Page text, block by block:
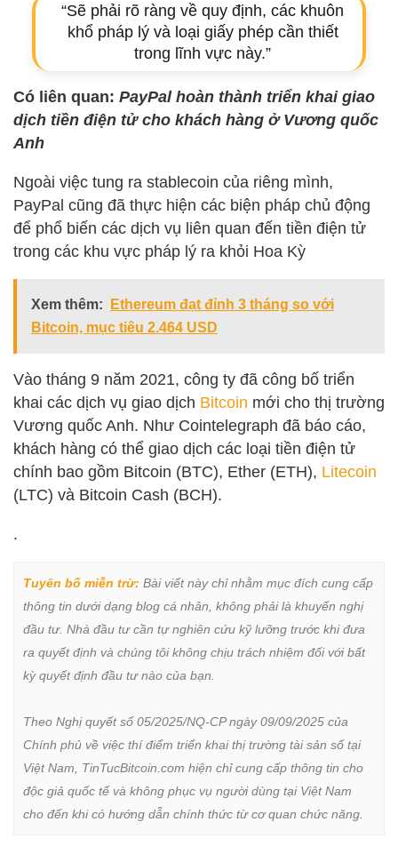
“Sẽ phải rõ ràng về quy định, các khuôn
khổ pháp lý và loại giấy phép cần thiết
trong lĩnh vực này.”
Có liên quan: PayPal hoàn thành triển khai giao
dịch tiền điện tử cho khách hàng ở Vương quốc
Anh
Ngoài việc tung ra stablecoin của riêng mình,
PayPal cũng đã thực hiện các biện pháp chủ động
để phổ biến các dịch vụ liên quan đến tiền điện tử
trong các khu vực pháp lý ra khỏi Hoa Kỳ
Xem thêm:
Ethereum đạt đỉnh 3 tháng so với
Bitcoin, mục tiêu 2.464 USD
Vào tháng 9 năm 2021, công ty đã công bố triển
khai các dịch vụ giao dịch Bitcoin mới cho thị trường
Vương quốc Anh. Như Cointelegraph đã báo cáo,
khách hàng có thể giao dịch các loại tiền điện tử
chính bao gồm Bitcoin (BTC), Ether (ETH), Litecoin
(LTC) và Bitcoin Cash (BCH).
.
Tuyên bố miễn trừ: Bài viết này chỉ nhằm mục đích cung cấp
thông tin dưới dạng blog cá nhân, không phải là khuyến nghị
đầu tư. Nhà đầu tư cần tự nghiên cứu kỹ lưỡng trước khi đưa
ra quyết định và chúng tôi không chịu trách nhiệm đối với bất
kỳ quyết định đầu tư nào của bạn.
Theo Nghị quyết số 05/2025/NQ-CP ngày 09/09/2025 của
Chính phủ về việc thí điểm triển khai thị trường tài sản số tại
Việt Nam, TinTucBitcoin.com hiện chỉ cung cấp thông tin cho
độc giả quốc tế và không phục vụ người dùng tại Việt Nam
cho đến khi có hướng dẫn chính thức từ cơ quan chức năng.